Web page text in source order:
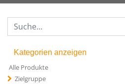
Kategorien anzeigen
Alle Produkte
Zielgruppe